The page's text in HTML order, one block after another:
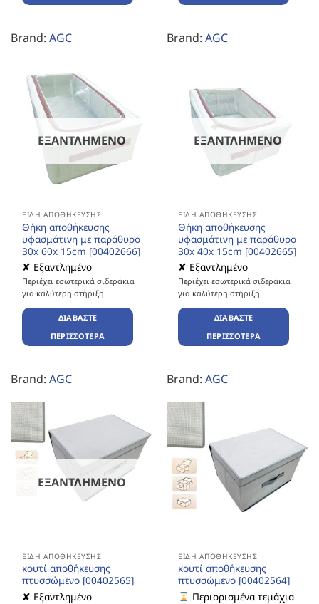
Brand: AGC Brand: AGC
ΕΞΑΝΤΛΗΜΈΝΟ
ΕΊΔΗ ΑΠΟΘΉΚΕΥΣΗΣ
Θήκη αποθήκευσης
υφασμάτινη με παράθυρο
30x 60x 15cm [00402666]
✘ Εξαντλημένο
Περιέχει εσωτερικά σιδεράκια
για καλύτερη στήριξη
ΔΙΑΒΆΣΤΕ
ΠΕΡΙΣΣΌΤΕΡΑ
Brand: AGC
ΕΞΑΝΤΛΗΜΈΝΟ
ΕΊΔΗ ΑΠΟΘΉΚΕΥΣΗΣ
Θήκη αποθήκευσης
υφασμάτινη με παράθυρο
30x 40x 15cm [00402665]
✘ Εξαντλημένο
Περιέχει εσωτερικά σιδεράκια
για καλύτερη στήριξη
ΔΙΑΒΆΣΤΕ
ΠΕΡΙΣΣΌΤΕΡΑ
Brand: AGC
ΕΞΑΝΤΛΗΜΈΝΟ
ΕΊΔΗ ΑΠΟΘΉΚΕΥΣΗΣ
κουτί αποθήκευσης
πτυσσώμενο [00402565]
✘ Εξαντλημένο
ΕΊΔΗ ΑΠΟΘΉΚΕΥΣΗΣ
κουτί αποθήκευσης
πτυσσώμενο [00402564]
Περιορισμένα τεμάχια